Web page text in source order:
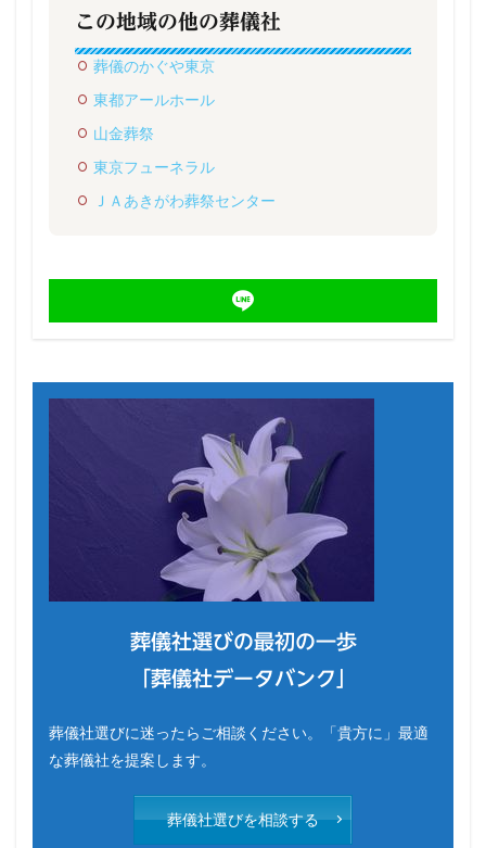
この地域の他の葬儀社
葬儀のかぐや東京
東都アールホール
山金葬祭
東京フューネラル
ＪＡあきがわ葬祭センター
葬儀社選びの最初の一歩
「葬儀社データバンク」
葬儀社選びに迷ったらご相談ください。「貴方に」最適
な葬儀社を提案します。
葬儀社選びを相談する